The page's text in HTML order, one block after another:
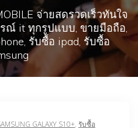
จ่ายสดรวดเร็วทันใจ
ณ์ it ทุกรูปแบบ, ขายมือถือ,
รับซื้อ ipad, รับซื้อ
GALAXY S10+, รับซื้อ